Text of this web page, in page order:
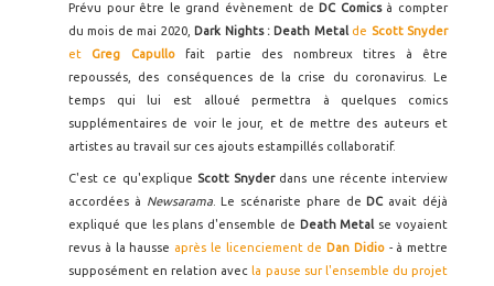
Prévu pour être le grand évènement de DC Comics à compter
du mois de mai 2020, Dark Nights : Death Metal de Scott Snyder
etGreg Capullo
fait partie des nombreux titres à être
repoussés, des conséquences de la crise du coronavirus. Le
temps qui lui est alloué permettra à quelques comics
supplémentaires de voir le jour, et de mettre des auteurs et
artistes au travail sur ces ajouts estampillés collaboratif.
C'est ce qu'explique Scott Snyder dans une récente interview
accordées à Newsarama. Le scénariste phare de DC avait déjà
expliqué que les plans d'ensemble de Death Metal se voyaient
revus à la hausse après le licenciement de Dan Didio- à mettre
supposément en relation avec la pause sur l'ensemble du projet